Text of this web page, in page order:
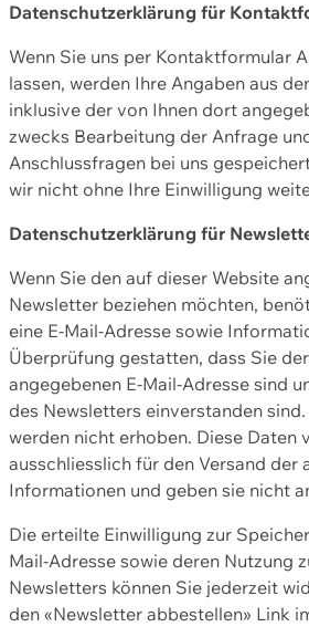
Datenschutzerklärung für
Wenn Sie uns per Kontaktformular
lassen, werden Ihre Angaben aus
inklusive der von Ihnen dort
zwecks Bearbeitung der Anfrage
Anschlussfragen bei uns
wir nicht ohne Ihre Einwilligung
Datenschutzerklärung für
Wenn Sie den auf dieser Website
Newsletter beziehen möchten,
eine E-Mail-Adresse sowie
Überprüfung gestatten, dass Sie
angegebenen E-Mail-Adresse sind
des Newsletters einverstanden
werden nicht erhoben. Diese Daten
ausschliesslich für den Versand der
Informationen und geben sie nicht
Die erteilte Einwilligung zur
Mail-Adresse sowie deren Nutzung
Newsletters können Sie jederzeit
den «Newsletter abbestellen» Link